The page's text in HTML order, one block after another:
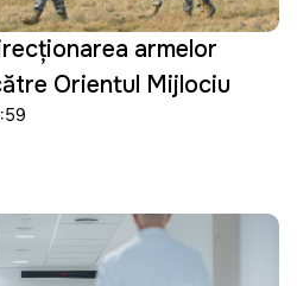
armelor
Orientul Mijlociu